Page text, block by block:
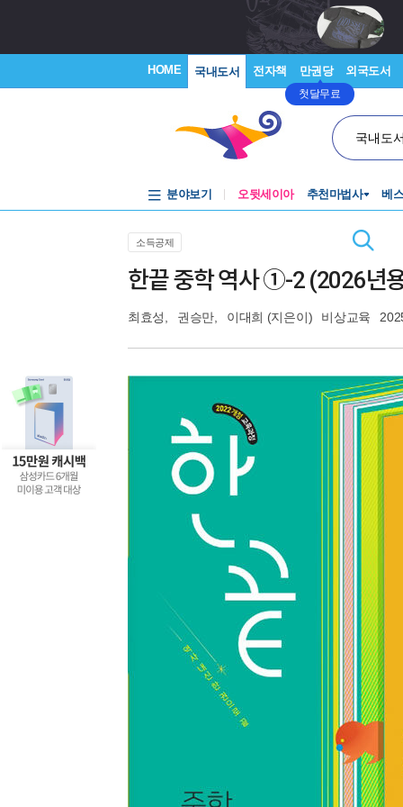
HOME 국내도서 전자책 만권당
첫달무료
외국도서
국내도
분야보기 오뒷세이아 추천마법사 베
소득공제
한끝 중학 역사 ①-2 (2026년
최효성 권승만 이대희 (지은이) 비상교육